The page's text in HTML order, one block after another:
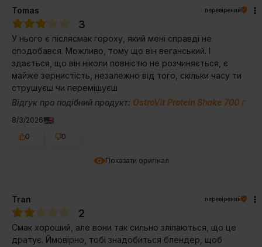
Показати оригінал
Tomas перевірений
3
У нього є післясмак гороху, який мені справді не
сподобався. Можливо, тому що він веганський. І
здається, що він ніколи повністю не розчиняється, є
майже зернистість, незалежно від того, скільки часу ти
струшуєш чи перемішуєш
Відгук про подібний продукт: OstroVit Protein Shake 700 г
8/3/2026
0
0
Tran перевірений
2
Смак хороший, але вони так сильно зліпаються, що це
дратує. Ймовірно, тобі знадобиться блендер, щоб